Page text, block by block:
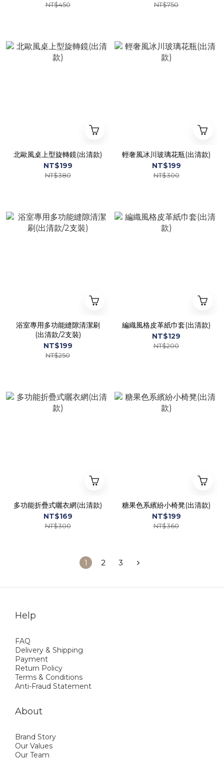
NT$450 NT$750
北歐風桌上型旋轉鏡(出清款)
NT$199
NT$380
輕奢風冰川玻璃花瓶(出清款)
NT$199
NT$300
浴室專用多功能縫隙清潔刷
(出清款/2支裝)
NT$199
NT$250
編織風格皮革紙巾套(出清款)
NT$129
NT$200
多功能折疊式曬衣網(出清款)
NT$169
NT$300
糖果色系繽紛小椅凳(出清款)
NT$199
NT$360
1 2 3
Help
FAQ
Delivery & Shipping
Payment
Return Policy
Terms & Conditions
Anti-Fraud Statement
About
Brand Story
Our Values
Our Team